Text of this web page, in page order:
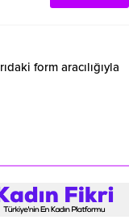
form aracılığıyla